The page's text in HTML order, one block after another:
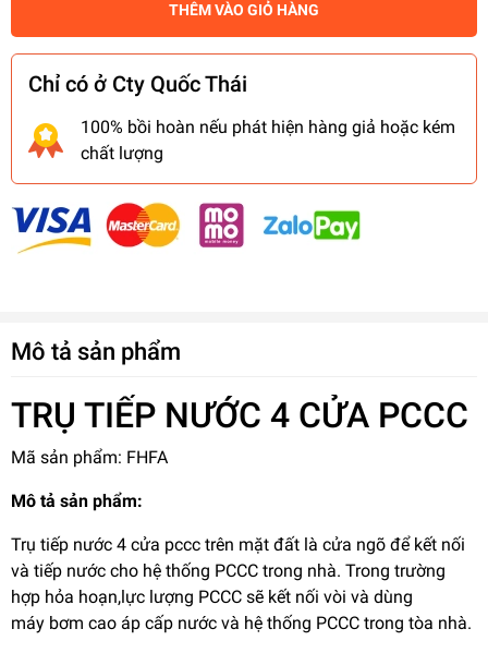
THÊM VÀO GIỎ HÀNG
Chỉ có ở Cty Quốc Thái
100% bồi hoàn nếu phát hiện hàng giả hoặc kém
chất lượng
Mô tả sản phẩm
TRỤ TIẾP NƯỚC 4 CỬA PCCC
Mã sản phẩm: FHFA
Mô tả sản phẩm:
Trụ tiếp nước 4 cửa pccc trên mặt đất là cửa ngõ để kết nối
và tiếp nước cho hệ thống PCCC trong nhà. Trong trường
hợp hỏa hoạn,lực lượng PCCC sẽ kết nối vòi và dùng
máy bơm cao áp cấp nước và hệ thống PCCC trong tòa nhà.